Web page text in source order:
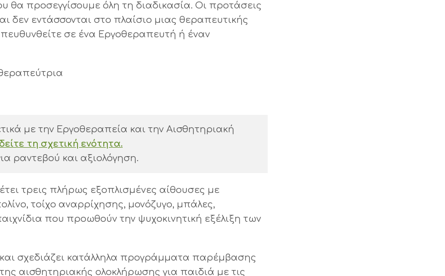
θα προσεγγίσουμε όλη τη διαδικασία. Οι προτάσεις
δεν εντάσσονται στο πλαίσιο μιας θεραπευτικής
σε ένα Εργοθεραπευτή ή έναν
με την Εργοθεραπεία και την Αισθητηριακή
δείτε τη σχετική ενότητα.
ραντεβού και αξιολόγηση.
τρεις πλήρως εξοπλισμένες αίθουσες με
τοίχο αναρρίχησης, μονόζυγο, μπάλες,
που προωθούν την ψυχοκινητική εξέλιξη των
σχεδιάζει κατάλληλα προγράμματα παρέμβασης
αισθητηριακής ολοκλήρωσης για παιδιά με τις